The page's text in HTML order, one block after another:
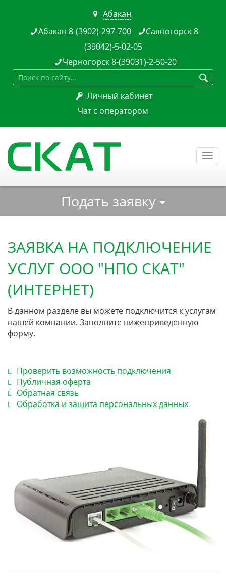
 Абакан
Абакан 8-(3902)-297-700 Саяногорск 8-
(39042)-5-02-05
Черногорск 8-(39031)-2-50-20

 Личный кабинет
Чат с оператором
Подать заявку
ЗАЯВКА НА ПОДКЛЮЧЕНИЕ
УСЛУГ ООО "НПО СКАТ"
(ИНТЕРНЕТ)
В данном разделе вы можете подключится к услугам
нашей компании. Заполните нижеприведенную
форму.
Проверить возможность подключения
Публичная оферта
Обратная связь
Обработка и защита персональных данных